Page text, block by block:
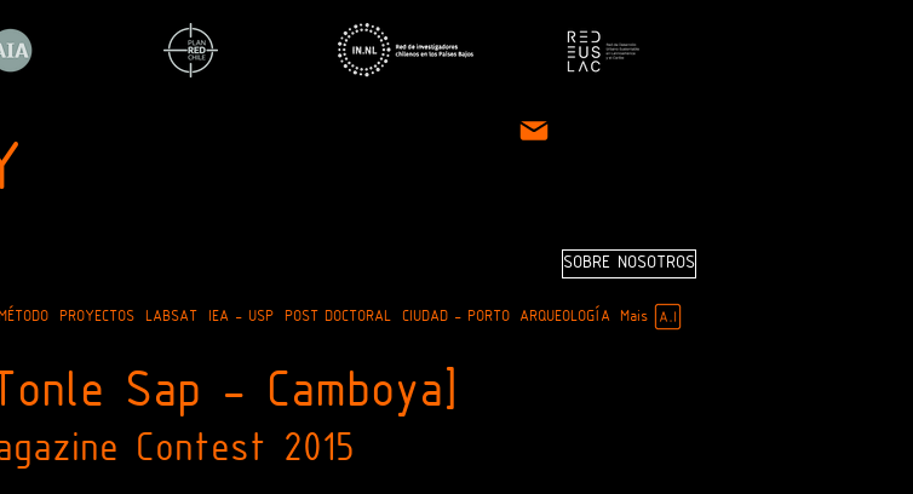
SOBRE NOSOTROS
MÉTODO PROYECTOS LABSAT IEA - USP POST DOCTORAL CIUDAD - PORTO ARQUEOLOGÍA Mais
Sap - Camboya]
Contest 2015